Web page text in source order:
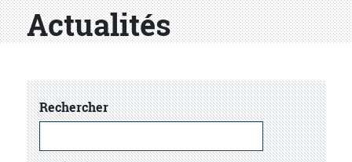
Actualités
Rechercherdans les actualtiés